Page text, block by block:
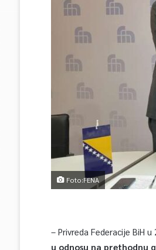
Foto:FENA
– Privreda Federacije BiH
u odnosu na prethodnu